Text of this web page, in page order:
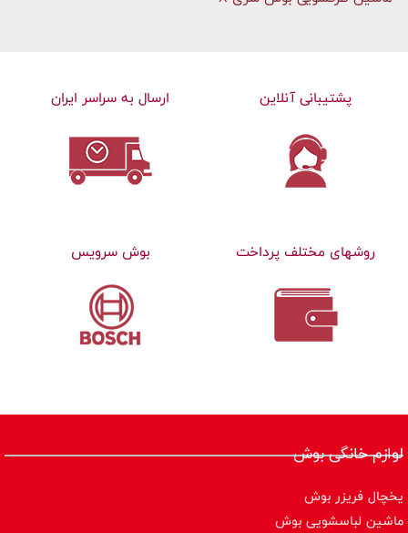
پشتیبانی آنلاین ارسال به سراسر ایران
روشهای مختلف پرداخت بوش سرویس
لوازم خانگی بوش
یخچال فریزر بوش
ماشین لباسشویی بوش